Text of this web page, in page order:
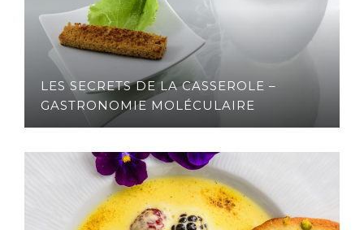
LES SECRETS DE LA CASSEROLE –
GASTRONOMIE MOLÉCULAIRE